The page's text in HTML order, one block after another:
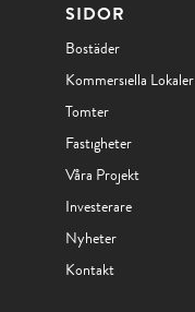
SIDOR
Bostäder
Kommersiella Lokaler
Tomter
Fastigheter
Våra Projekt
Investerare
Nyheter
Kontakt